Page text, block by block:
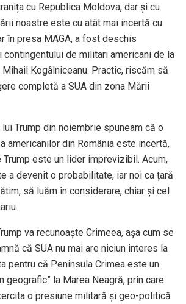
cu Republica Moldova, dar și cu
noastre este cu atât mai incertă cu
în presa MAGA, a fost deschis
de militari americani de la
Kogâlniceanu. Practic, riscăm să
completă a SUA din zona Mării
Trump din noiembrie spuneam că o
americanilor din România este incertă,
este un lider imprevizibil. Acum,
a devenit o probabilitate, iar noi ca țară
să luăm în considerare, chiar și cel
va recunoaște Crimeea, așa cum se
că SUA nu mai are niciun interes la
pentru că Peninsula Crimea este un
geografic” la Marea Neagră, prin care
o presiune militară și geo-politică